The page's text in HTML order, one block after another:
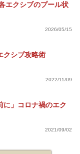
エクシブのプール状
2026/05/15
クシブ攻略術
2022/11/09
に」コロナ禍のエク
2021/09/02